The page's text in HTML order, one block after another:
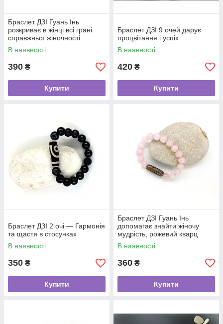
Браслет ДЗІ Гуань Інь
розкриває в жінці всі грані
справжньої жіночності
В наявності
390 ₴
Купити
Браслет ДЗІ 9 очей дарує
процвітання і успіх
В наявності
420 ₴
Купити
Браслет ДЗІ 2 очі — Гармонія
та щастя в стосунках
В наявності
350 ₴
Купити
Браслет ДЗІ Гуань Інь
допомагає знайти жіночу
мудрість, рожевий кварц
В наявності
360 ₴
Купити